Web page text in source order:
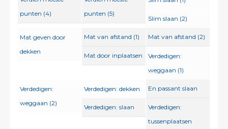
punten (4)
punten (5)
Slim slaan (2)
Mat geven door
dekken
Mat van afstand (1) Mat van afstand (2)
Mat door inplaatsen
Verdedigen:
weggaan (1)
Verdedigen:
weggaan (2)
Verdedigen: dekken En passant slaan
Verdedigen: slaan
Verdedigen:
tussenplaatsen